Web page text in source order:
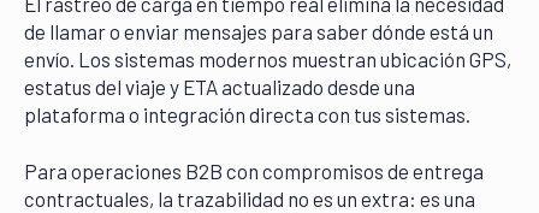
de llamar o enviar mensajes para saber dónde está un
envío. Los sistemas modernos muestran ubicación GPS,
estatus del viaje y ETA actualizado desde una
plataforma o integración directa con tus sistemas.
Para operaciones B2B con compromisos de entrega
contractuales, la trazabilidad no es un extra: es una